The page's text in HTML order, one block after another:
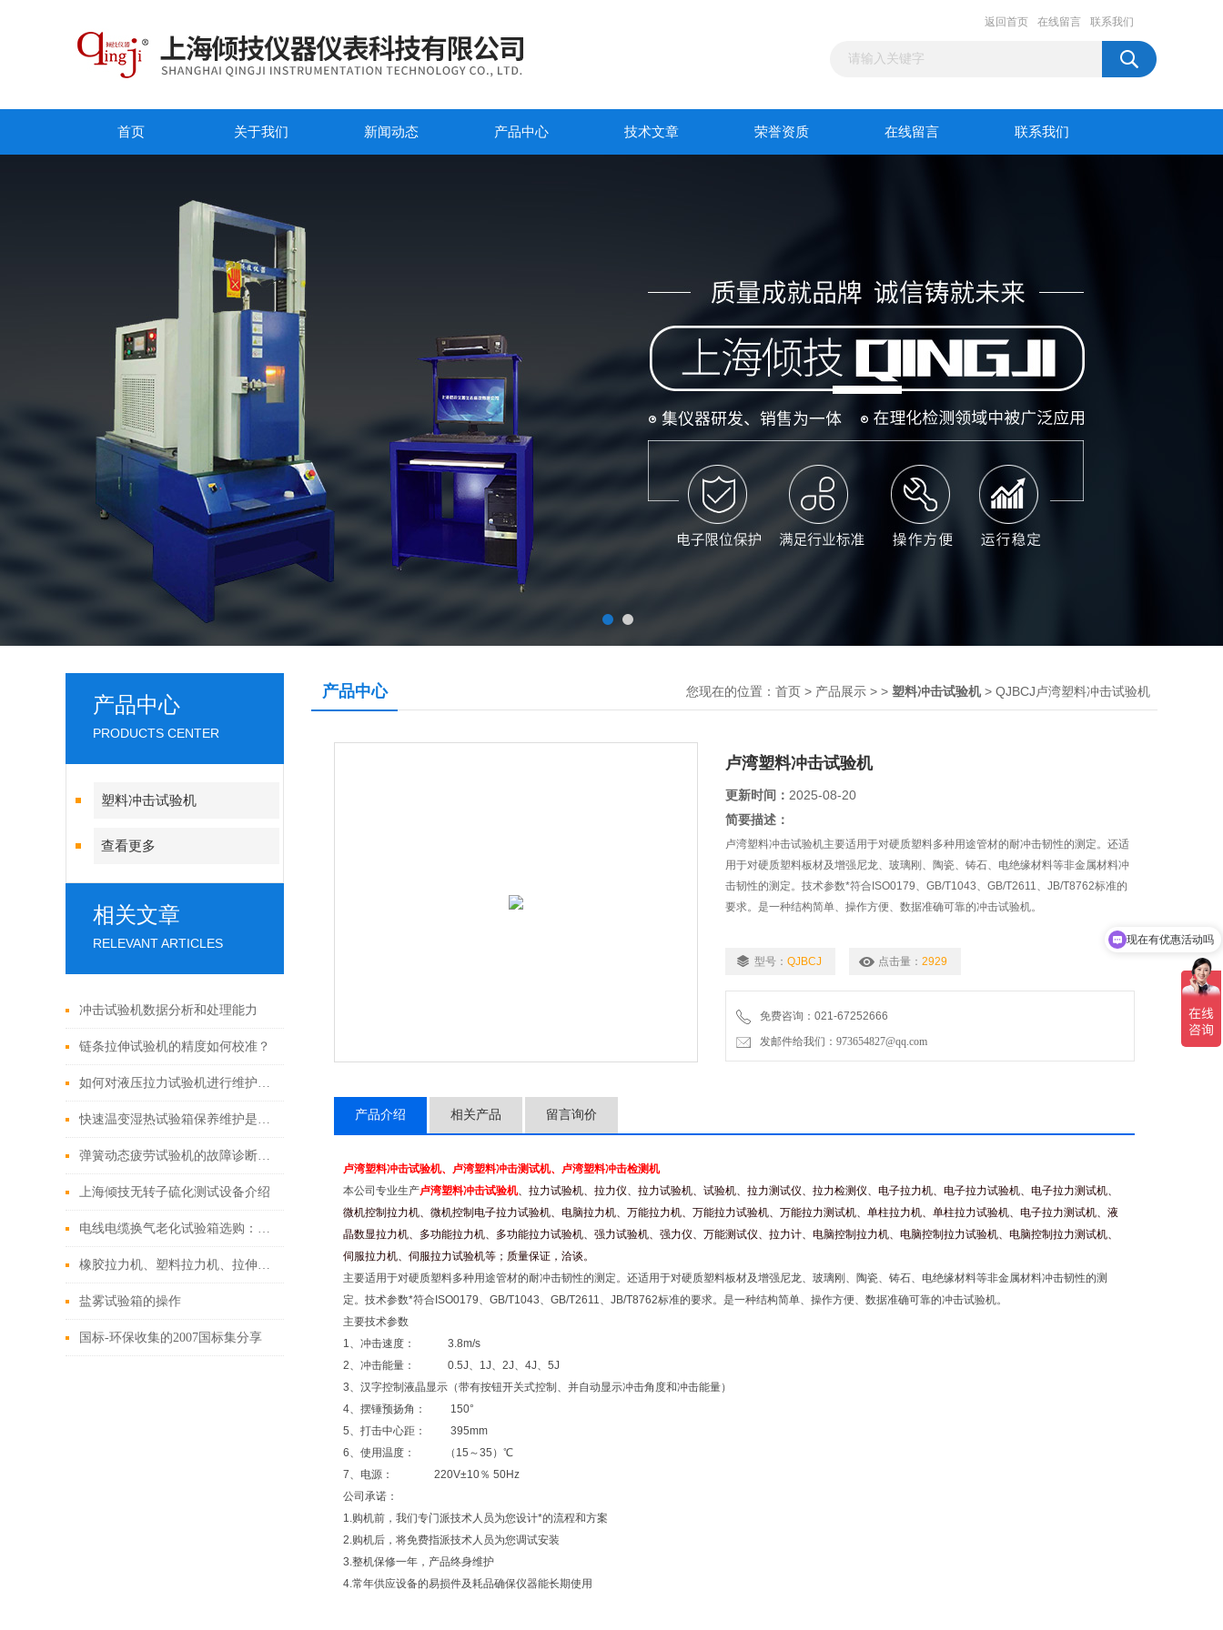
返回首页 在线留言 联系我们
首页 关于我们 新闻动态 产品中心 技术文章 荣誉资质 在线留言 联系我们
产品中心
PRODUCTS CENTER
塑料冲击试验机
查看更多
相关文章
RELEVANT ARTICLES
冲击试验机数据分析和处理能力
链条拉伸试验机的精度如何校准？
如何对液压拉力试验机进行维护和保养？
快速温变湿热试验箱保养维护是非常有必要的
弹簧动态疲劳试验机的故障诊断与解决方法
上海倾技无转子硫化测试设备介绍
电线电缆换气老化试验箱选购：关键参数与功能考量
橡胶拉力机、塑料拉力机、拉伸试验机方法
盐雾试验箱的操作
国标-环保收集的2007国标集分享
产品中心 您现在的位置： 首页 > 产品展示 > > 塑料冲击试验机> QJBCJ卢湾塑料冲击试验机
卢湾塑料冲击试验机
更新时间： 2025-08-20
简要描述：
卢湾塑料冲击试验机主要适用于对硬质塑料多种用途管材的耐冲击韧性的测定。还适
用于对硬质塑料板材及增强尼龙、玻璃刚、陶瓷、铸石、电绝缘材料等非金属材料冲
击韧性的测定。技术参数*符合ISO0179、GB/T1043、GB/T2611、JB/T8762标准的
要求。是一种结构简单、操作方便、数据准确可靠的冲击试验机。
型号： QJBCJ 点击量： 2929
免费咨询：021-67252666
发邮件给我们：973654827@qq.com
产品介绍 相关产品 留言询价
卢湾塑料冲击试验机、卢湾塑料冲击测试机、卢湾塑料冲击检测机
本公司专业生产卢湾塑料冲击试验机、拉力试验机、拉力仪、拉力试验机、试验机、拉力测试仪、拉力检测仪、电子拉力机、电子拉力试验机、电子拉力测试机、
微机控制拉力机、微机控制电子拉力试验机、电脑拉力机、万能拉力机、万能拉力试验机、万能拉力测试机、单柱拉力机、单柱拉力试验机、电子拉力测试机、液
晶数显拉力机、多功能拉力机、多功能拉力试验机、强力试验机、强力仪、万能测试仪、拉力计、电脑控制拉力机、电脑控制拉力试验机、电脑控制拉力测试机、
伺服拉力机、伺服拉力试验机等；质量保证，洽谈。
主要适用于对硬质塑料多种用途管材的耐冲击韧性的测定。还适用于对硬质塑料板材及增强尼龙、玻璃刚、陶瓷、铸石、电绝缘材料等非金属材料冲击韧性的测
定。技术参数*符合ISO0179、GB/T1043、GB/T2611、JB/T8762标准的要求。是一种结构简单、操作方便、数据准确可靠的冲击试验机。
主要技术参数
1、冲击速度： 3.8m/s
2、冲击能量： 0.5J、1J、2J、4J、5J
3、汉字控制液晶显示（带有按钮开关式控制、并自动显示冲击角度和冲击能量）
4、摆锤预扬角： 150°
5、打击中心距： 395mm
6、使用温度： （15～35）℃
7、电源： 220V±10％ 50Hz
公司承诺：
1.购机前，我们专门派技术人员为您设计*的流程和方案
2.购机后，将免费指派技术人员为您调试安装
3.整机保修一年，产品终身维护
4.常年供应设备的易损件及耗品确保仪器能长期使用
可以介绍下你们的产品么